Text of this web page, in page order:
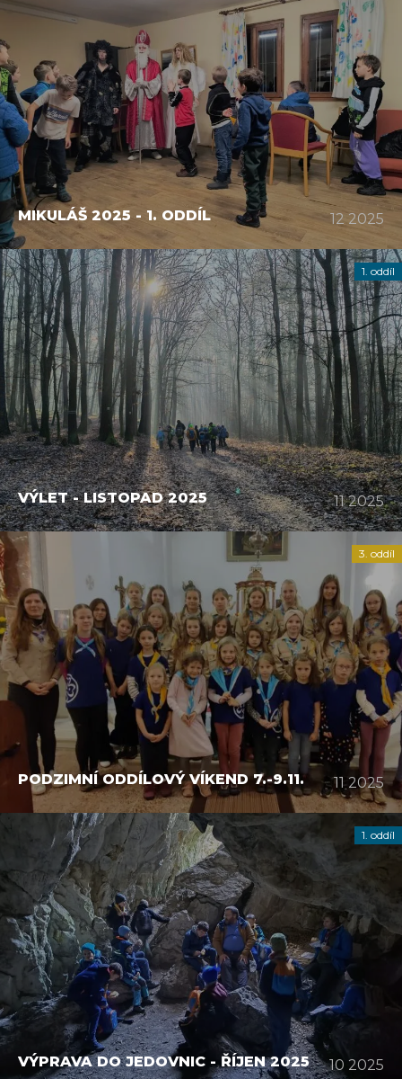
MIKULÁŠ 2025 - 1. ODDÍL 12 2025
1. oddíl
VÝLET - LISTOPAD 2025 11 2025
3. oddíl
PODZIMNÍ ODDÍLOVÝ VÍKEND 7.-9.11. 11 2025
1. oddíl
VÝPRAVA DO JEDOVNIC - ŘÍJEN 2025 10 2025